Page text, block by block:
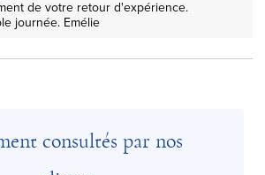
de votre retour d'expérience.
journée. Emélie
consultés par nos